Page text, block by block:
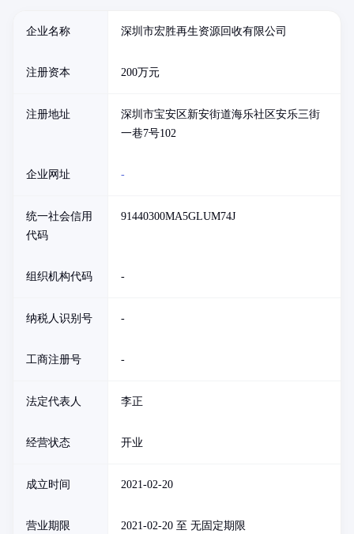
企业名称 深圳市宏胜再生资源回收有限公司
注册资本 200万元
注册地址
深圳市宝安区新安街道海乐社区安乐三街
一巷7号102
企业网址 -
统一社会信用
代码
91440300MA5GLUM74J
组织机构代码 -
纳税人识别号 -
工商注册号 -
法定代表人 李正
经营状态 开业
成立时间 2021-02-20
营业期限 2021-02-20 至 无固定期限